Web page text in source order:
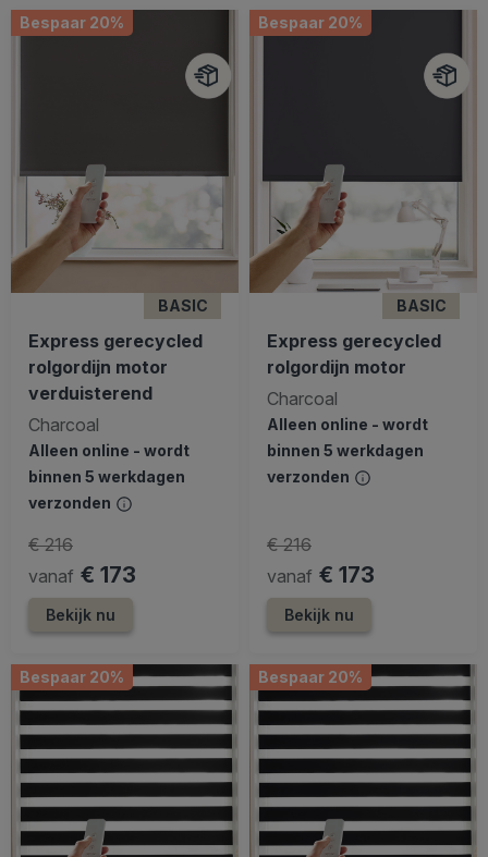
Bespaar 20%
BASIC
Express gerecycled
rolgordijn motor
verduisterend
Charcoal
Alleen online - wordt
binnen 5 werkdagen
verzonden
vanaf € 173
€ 216
Bekijk nu
Bespaar 20%
BASIC
Express gerecycled
rolgordijn motor
Charcoal
Alleen online - wordt
binnen 5 werkdagen
verzonden
vanaf € 173
€ 216
Bekijk nu
Bespaar 20% Bespaar 20%